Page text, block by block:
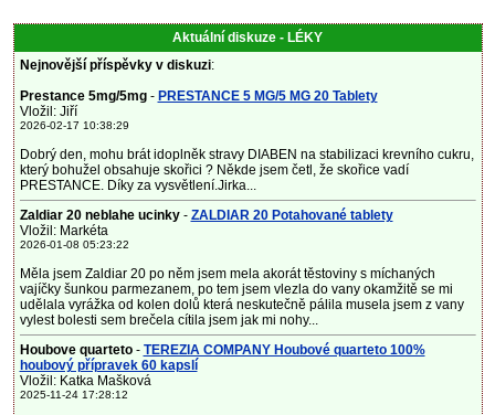
Aktuální diskuze - LÉKY
Nejnovější příspěvky v diskuzi:
Prestance 5mg/5mg- PRESTANCE 5 MG/5 MG 20 Tablety
Vložil: Jiří
2026-02-17 10:38:29
Dobrý den, mohu brát idoplněk stravy DIABEN na stabilizaci krevního cukru,
který bohužel obsahuje skořici ? Někde jsem četl, že skořice vadí
PRESTANCE. Díky za vysvětlení.Jirka...
Zaldiar 20 neblahe ucinky- ZALDIAR 20 Potahované tablety
Vložil: Markéta
2026-01-08 05:23:22
Měla jsem Zaldiar 20 po něm jsem mela akorát těstoviny s míchaných
vajíčky šunkou parmezanem, po tem jsem vlezla do vany okamžitě se mi
udělala vyrážka od kolen dolů která neskutečně pálila musela jsem z vany
vylest bolesti sem brečela cítila jsem jak mi nohy...
Houbove quarteto- TEREZIA COMPANY Houbové quarteto 100%
houbový přípravek 60 kapslí
Vložil: Katka Mašková
2025-11-24 17:28:12